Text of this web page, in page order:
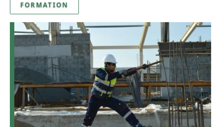
FORMATION